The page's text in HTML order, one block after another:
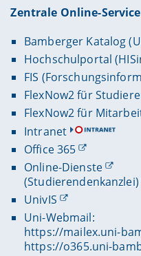
Zentrale Online-
Bamberger Katalog
Hochschulportal
FIS
FlexNow2 für
FlexNow2 für
Intranet
Office 365
Online-Dienste
(Studierendenkanzlei)
UnivIS
Uni-Webmail:
https://mailex.uni-
https://o365.uni-